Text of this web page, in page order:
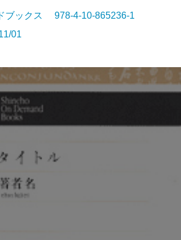
ブックス 978-4-10-865236-1
01